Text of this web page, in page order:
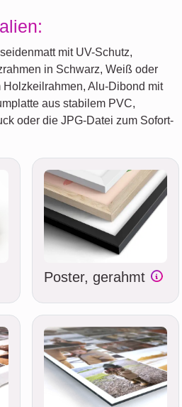
mit UV-Schutz,
in Schwarz, Weiß oder
Holzkeilrahmen, Alu-Dibond mit
aus stabilem PVC,
oder die JPG-Datei zum Sofort-
Poster, gerahmt